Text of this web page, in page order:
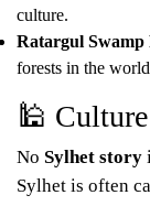
culture.
Ratargul Swamp
forests in the
🕌
No Sylhet story
Sylhet is often